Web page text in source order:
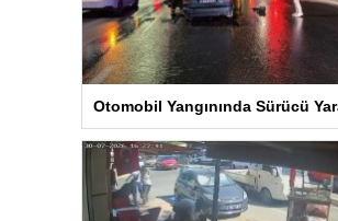
Otomobil Yangınında Sürücü